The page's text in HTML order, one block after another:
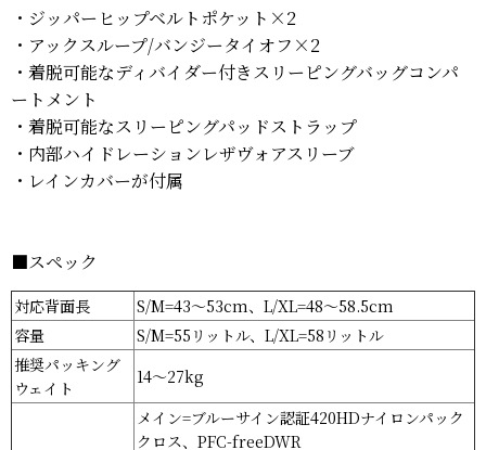
・ジッパーヒップベルトポケット×2
・アックスループ/バンジータイオフ×2
・着脱可能なディバイダー付きスリーピングバッグコンパ
ートメント
・着脱可能なスリーピングパッドストラップ
・内部ハイドレーションレザヴォアスリーブ
・レインカバーが付属
■スペック
対応背面長
S/M=43〜53cm、L/XL=48〜58.5cm
容量
S/M=55リットル、L/XL=58リットル
推奨パッキング
ウェイト
14〜27kg
メイン=ブルーサイン認証420HDナイロンパック
クロス、PFC-freeDWR